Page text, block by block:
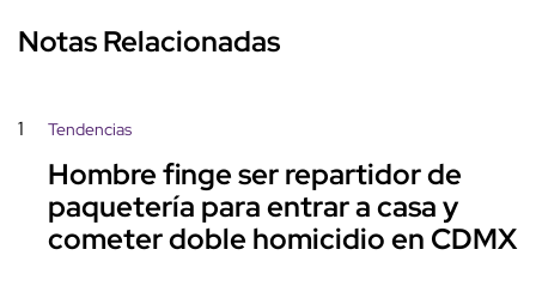
Notas Relacionadas
1 Tendencias
Hombre finge ser repartidor de
paquetería para entrar a casa y
cometer doble homicidio en CDMX